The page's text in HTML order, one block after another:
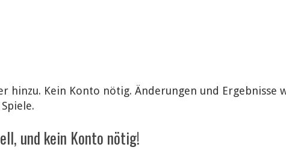
hinzu. Kein Konto nötig. Änderungen und Ergebnisse
und kein Konto nötig!